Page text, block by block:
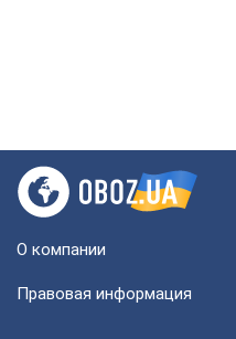
О компании
Правовая информация